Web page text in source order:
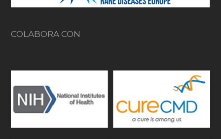
COLABORA CON